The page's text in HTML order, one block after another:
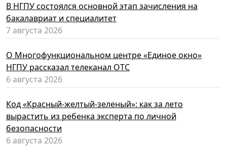
В НГПУ состоялся основной этап зачисления на
бакалавриат и специалитет
7 августа 2026
О Многофункциональном центре «Единое окно»
НГПУ рассказал телеканал ОТС
6 августа 2026
Код «Красный-желтый-зеленый»: как за лето
вырастить из ребенка эксперта по личной
безопасности
6 августа 2026